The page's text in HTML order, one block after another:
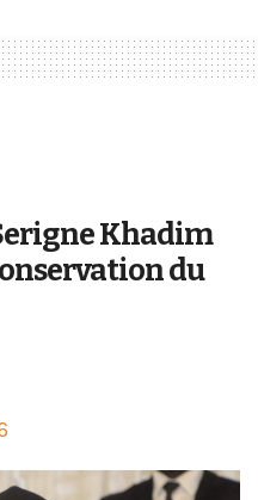
Khadim
du